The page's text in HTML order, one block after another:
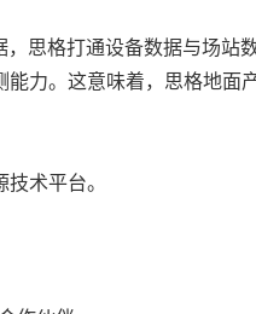
思格打通设备数据与场站
力。这意味着，思格地面
术平台。